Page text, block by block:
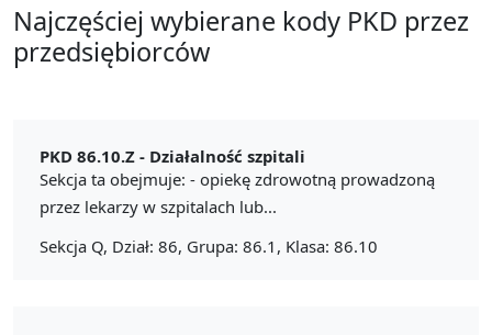
Najczęściej wybierane kody PKD przez
przedsiębiorców
PKD 86.10.Z - Działalność szpitali
Sekcja ta obejmuje: - opiekę zdrowotną prowadzoną
przez lekarzy w szpitalach lub...
Sekcja Q, Dział: 86, Grupa: 86.1, Klasa: 86.10